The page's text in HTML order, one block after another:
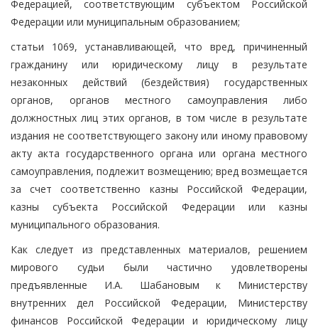
Федерацией, соответствующим субъектом Российской
Федерации или муниципальным образованием;
статьи 1069, устанавливающей, что вред, причиненный
гражданину или юридическому лицу в результате
незаконных действий (бездействия) государственных
органов, органов местного самоуправления либо
должностных лиц этих органов, в том числе в результате
издания не соответствующего закону или иному правовому
акту акта государственного органа или органа местного
самоуправления, подлежит возмещению; вред возмещается
за счет соответственно казны Российской Федерации,
казны субъекта Российской Федерации или казны
муниципального образования.
Как следует из представленных материалов, решением
мирового судьи были частично удовлетворены
предъявленные И.А. Шабановым к Министерству
внутренних дел Российской Федерации, Министерству
финансов Российской Федерации и юридическому лицу